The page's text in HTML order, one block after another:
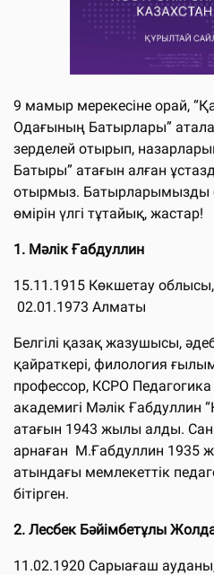
9 мамыр мерекесіне орай,
Одағының Батырлары”
зерделей отырып,
Батыры” атағын алған
отырмыз. Батырларымызды
өмірін үлгі тұтайық, жастар!
1. Мәлік Ғабдуллин
15.11.1915 Көкшетау
02.01.1973 Алматы
Белгілі қазақ жазушысы,
қайраткері, филология
профессор, КСРО
академигі Мәлік Ғабдуллин
атағын 1943 жылы алды.
арнаған М.Ғабдуллин 1935
атындағы мемлекеттік
бітірген.
2. Лесбек Бәйімбетұлы
11.02.1920 Сарыағаш